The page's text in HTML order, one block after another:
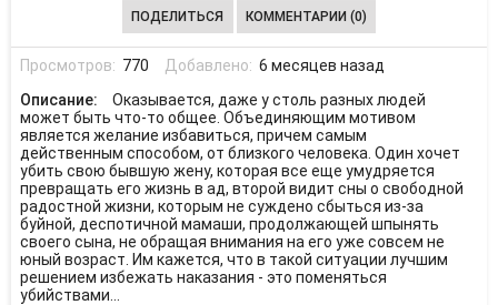
ПОДЕЛИТЬСЯ КОММЕНТАРИИ (0)
Просмотров: 770 Добавлено: 6 месяцев назад
Описание:
Оказывается, даже у столь разных людей
может быть что-то общее. Объединяющим мотивом
является желание избавиться, причем самым
действенным способом, от близкого человека. Один хочет
убить свою бывшую жену, которая все еще умудряется
превращать его жизнь в ад, второй видит сны о свободной
радостной жизни, которым не суждено сбыться из-за
буйной, деспотичной мамаши, продолжающей шпынять
своего сына, не обращая внимания на его уже совсем не
юный возраст. Им кажется, что в такой ситуации лучшим
решением избежать наказания - это поменяться
убийствами...